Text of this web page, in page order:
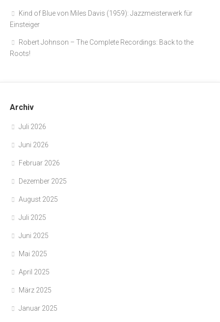
Kind of Blue von Miles Davis (1959): Jazzmeisterwerk für
Einsteiger
Robert Johnson – The Complete Recordings: Back to the
Roots!
Archiv
Juli 2026
Juni 2026
Februar 2026
Dezember 2025
August 2025
Juli 2025
Juni 2025
Mai 2025
April 2025
März 2025
Januar 2025